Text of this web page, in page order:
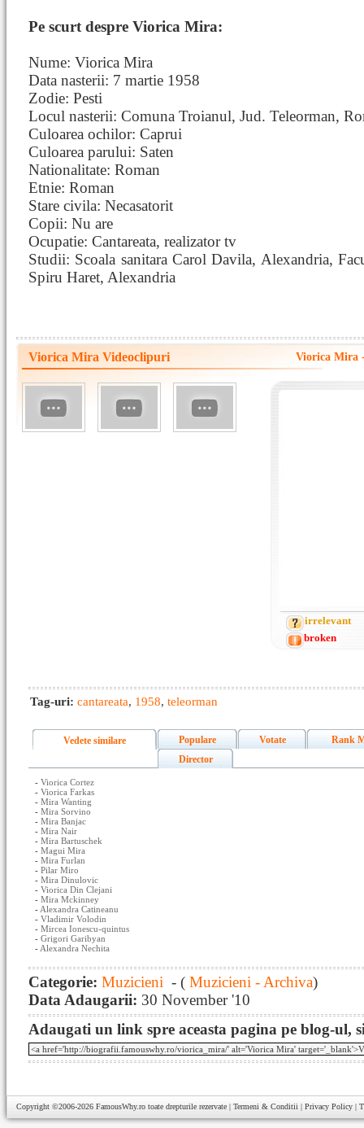
Pe scurt despre Viorica Mira:
Nume: Viorica Mira
Data nasterii: 7 martie 1958
Zodie: Pesti
Locul nasterii: Comuna Troianul, Jud. Teleorman,
Culoarea ochilor: Caprui
Culoarea parului: Saten
Nationalitate: Roman
Etnie: Roman
Stare civila: Necasatorit
Copii: Nu are
Ocupatie: Cantareata, realizator tv
Studii: Scoala sanitara Carol Davila, Alexandria,
Spiru Haret, Alexandria
Viorica Mira Videoclipuri Viorica Mira
irrelevant
broken
Tag-uri: cantareata, 1958, teleorman
Vedete similare Populare Votate
Rank
Director
- Viorica Cortez
- Viorica Farkas
- Mira Wanting
- Mira Sorvino
- Mira Banjac
- Mira Nair
- Mira Bartuschek
- Magui Mira
- Mira Furlan
- Pilar Miro
- Mira Dinulovic
- Viorica Din Clejani
- Mira Mckinney
- Alexandra Catineanu
- Vladimir Volodin
- Mircea Ionescu-quintus
- Grigori Garibyan
- Alexandra Nechita
Categorie: Muzicieni - ( Muzicieni - Archiva)
Data Adaugarii: 30 November '10
Adaugati un link spre aceasta pagina pe blog-ul,
Copyright ©2006-2026 FamousWhy.ro toate drepturile rezervate | Termeni & Conditii | Privacy Policy |